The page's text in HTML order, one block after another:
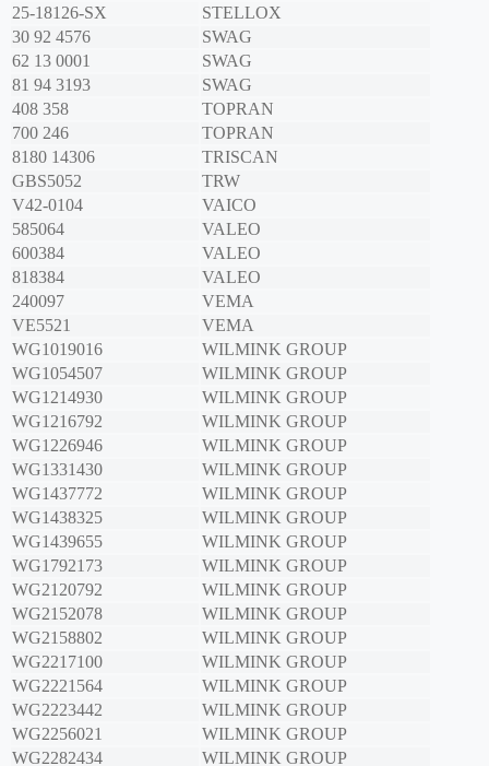
25-18126-SX
STELLOX
30 92 4576
SWAG
62 13 0001
SWAG
81 94 3193
SWAG
408 358
TOPRAN
700 246
TOPRAN
8180 14306
TRISCAN
GBS5052
TRW
V42-0104
VAICO
585064
VALEO
600384
VALEO
818384
VALEO
240097
VEMA
VE5521
VEMA
WG1019016
WILMINK GROUP
WG1054507
WILMINK GROUP
WG1214930
WILMINK GROUP
WG1216792
WILMINK GROUP
WG1226946
WILMINK GROUP
WG1331430
WILMINK GROUP
WG1437772
WILMINK GROUP
WG1438325
WILMINK GROUP
WG1439655
WILMINK GROUP
WG1792173
WILMINK GROUP
WG2120792
WILMINK GROUP
WG2152078
WILMINK GROUP
WG2158802
WILMINK GROUP
WG2217100
WILMINK GROUP
WG2221564
WILMINK GROUP
WG2223442
WILMINK GROUP
WG2256021
WILMINK GROUP
WG2282434
WILMINK GROUP